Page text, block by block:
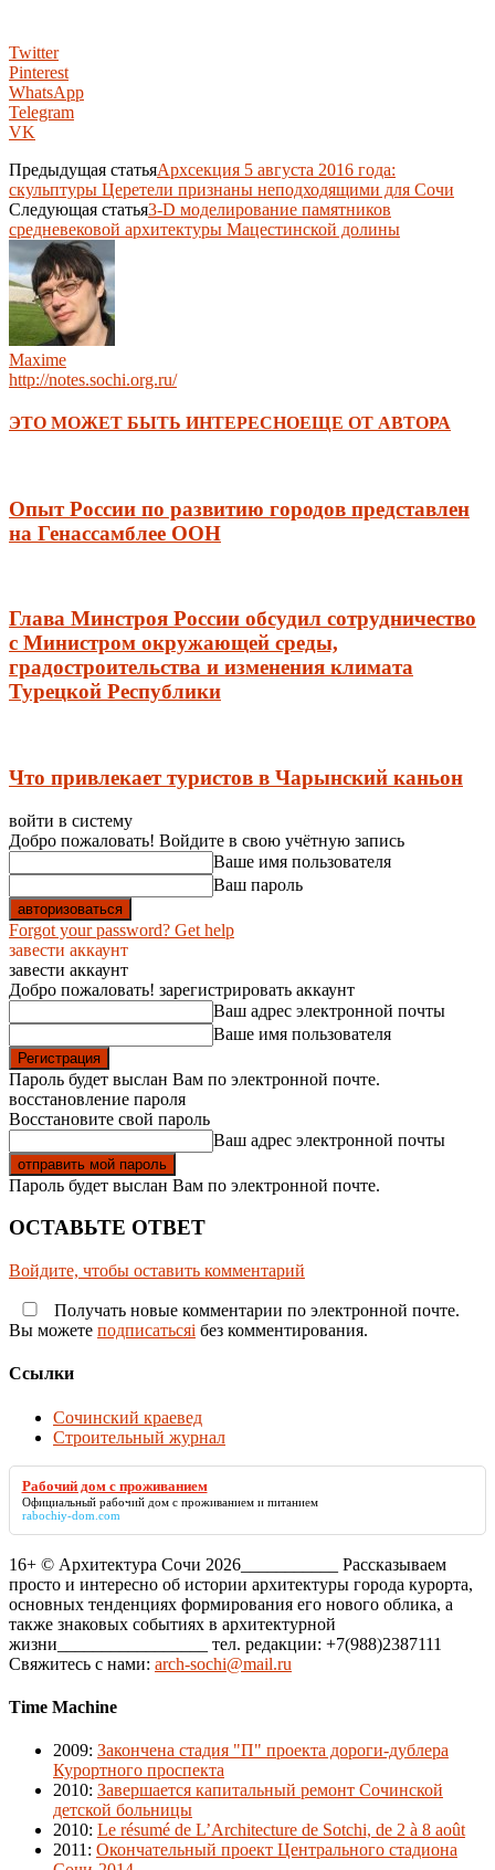
Twitter
Pinterest
WhatsApp
Telegram
VK
Предыдущая статьяАрхсекция 5 августа 2016 года:
скульптуры Церетели признаны неподходящими для Сочи
Следующая статья3-D моделирование памятников
средневековой архитектуры Мацестинской долины
Maxime
http://notes.sochi.org.ru/
ЭТО МОЖЕТ БЫТЬ ИНТЕРЕСНОЕЩЕ ОТ АВТОРА
Опыт России по развитию городов представлен
на Генассамблее ООН
Глава Минстроя России обсудил сотрудничество
с Министром окружающей среды,
градостроительства и изменения климата
Турецкой Республики
Что привлекает туристов в Чарынский каньон
войти в систему
Добро пожаловать! Войдите в свою учётную запись
Ваше имя пользователя
Ваш пароль
Forgot your password? Get help
завести аккаунт
завести аккаунт
Добро пожаловать! зарегистрировать аккаунт
Ваш адрес электронной почты
Ваше имя пользователя
Пароль будет выслан Вам по электронной почте.
восстановление пароля
Восстановите свой пароль
Ваш адрес электронной почты
Пароль будет выслан Вам по электронной почте.
ОСТАВЬТЕ ОТВЕТ
Войдите, чтобы оставить комментарий
Получать новые комментарии по электронной почте.
Вы можете подписатьсяi без комментирования.
Ссылки
Сочинский краевед
Строительный журнал
Рабочий дом с проживанием
Официальный рабочий дом с проживаниеми питанием
rabochiy-dom.com
16+ © Архитектура Сочи 2026___________ Рассказываем
просто и интересно об истории архитектуры города курорта,
основных тенденциях формирования его нового облика, а
также знаковых событиях в архитектурной
жизни_________________ тел. редакции: +7(988)2387111
Свяжитесь с нами: arch-sochi@mail.ru
Time Machine
2009: Закончена стадия "П" проекта дороги-дублера
Курортного проспекта
2010: Завершается капитальный ремонт Сочинской
детской больницы
2010: Le résumé de L’Architecture de Sotchi, de 2 à 8 août
2011 : Окончательный проект Центрального стадиона